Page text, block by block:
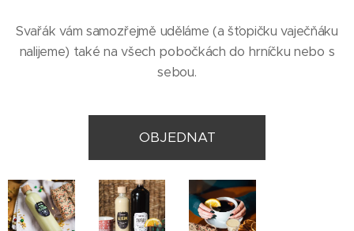
Svařák vám samozřejmě uděláme (a šťopičku vaječňáku
nalijeme) také na všech pobočkách do hrníčku nebo s
sebou.
OBJEDNAT